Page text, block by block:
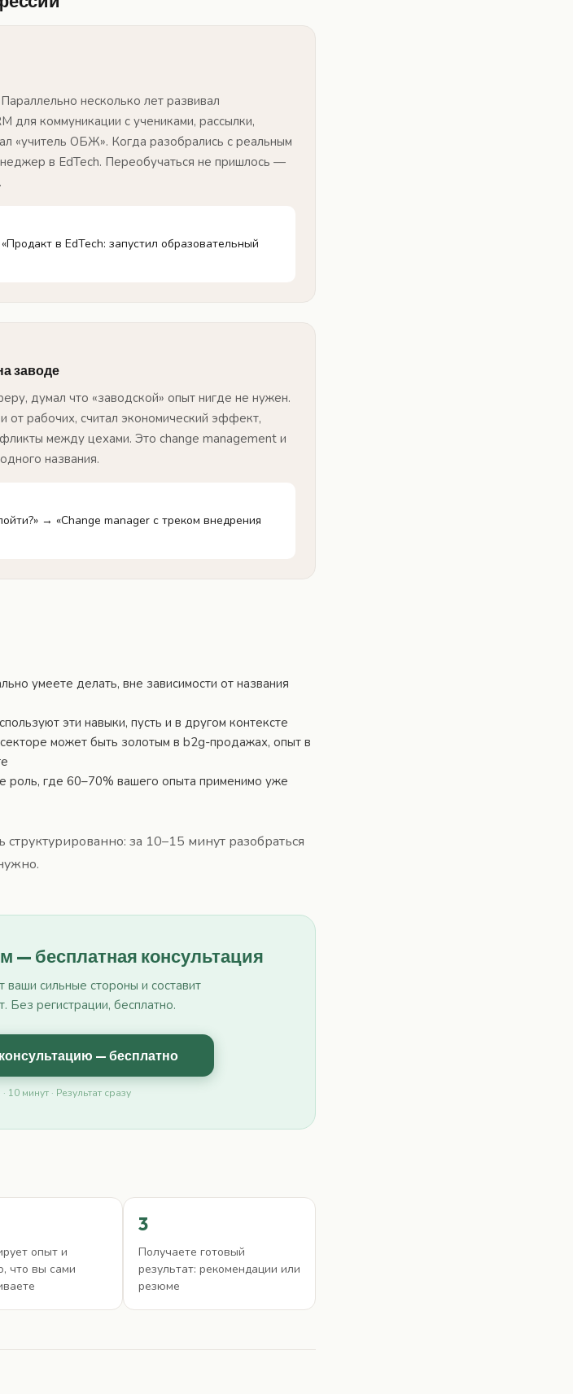
несколько лет развивал
для коммуникации с учениками, рассылки,
«учитель ОБЖ». Когда разобрались с реальным
в EdTech. Переобучаться не пришлось —
в EdTech: запустил образовательный
заводе
думал что «заводской» опыт нигде не нужен.
рабочих, считал экономический эффект,
между цехами. Это change management и
названия.
→ «Change manager с треком внедрения
умеете делать, вне зависимости от названия
эти навыки, пусть и в другом контексте
может быть золотым в b2g-продажах, опыт в
где 60–70% вашего опыта применимо уже
структурированно: за 10–15 минут разобраться
— бесплатная консультация
ваши сильные стороны и составит
Без регистрации, бесплатно.
— бесплатно
10 минут · Результат сразу
опыт и
что вы сами
3
Получаете готовый
результат: рекомендации или
резюме